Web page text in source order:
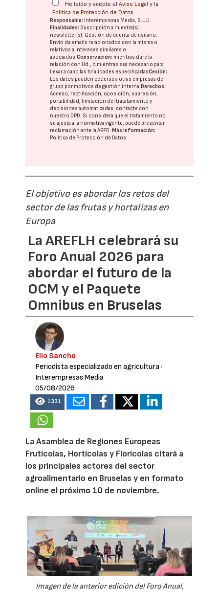
He leído y acepto elAviso Legal y la
Política de Protección de Datos
Responsable: Interempresas Media, S.L.U.
Finalidades: Suscripción a nuestra(s)
newsletter(s). Gestión de cuenta de usuario.
Envío de emails relacionados con la misma o
relativos a intereses similares o
asociados.Conservación: mientras dure la
relación con Ud., o mientras sea necesario para
llevar a cabo las finalidades especificadasCesión:
Los datos pueden cederse a otras empresas del
grupo por motivos de gestión interna. Derechos:
Acceso, rectificación, oposición, supresión,
portabilidad, limitación del tratatamiento y
decisiones automatizadas: contacte con
nuestro DPD. Si considera que el tratamiento no
se ajusta a la normativa vigente, puede presentar
reclamación ante laAEPD. Más información:
Política de Protección de Datos
El objetivo es abordar los retos del
sector de las frutas y hortalizas en
Europa
La AREFLH celebrará su
Foro Anual 2026 para
abordar el futuro de la
OCM y el Paquete
Omnibus en Bruselas
Elio Sancho
Periodista especializado en agricultura·
Interempresas Media
05/08/2026
1331
La Asamblea de Regiones Europeas
Frutícolas, Hortícolas y Florícolas citará a
los principales actores del sector
agroalimentario en Bruselas y en formato
online el próximo 10 de noviembre.
Imagen de la anterior edición del Foro Anual,